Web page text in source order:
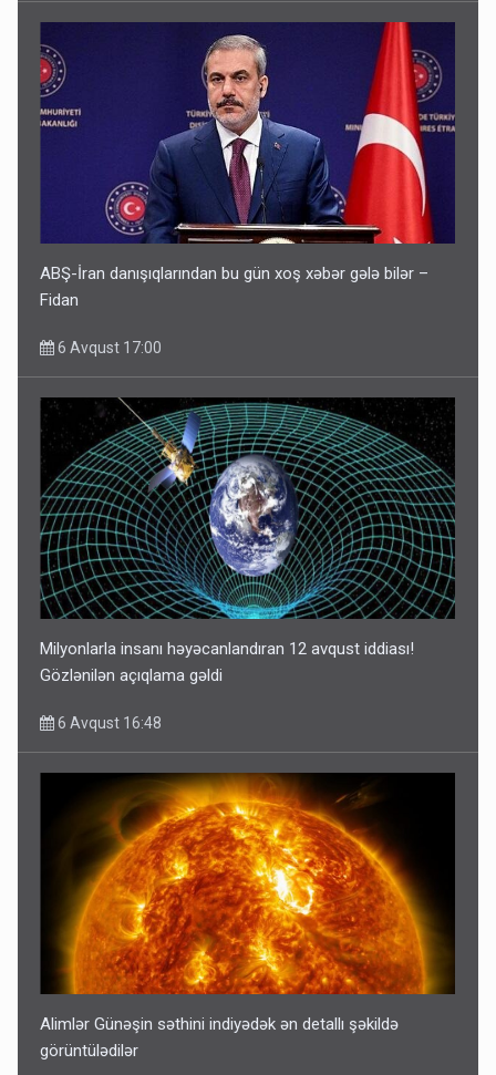
ABŞ-İran danışıqlarından bu gün xoş xəbər gələ bilər –
Fidan
6 Avqust 17:00
Milyonlarla insanı həyəcanlandıran 12 avqust iddiası!
Gözlənilən açıqlama gəldi
6 Avqust 16:48
Alimlər Günəşin səthini indiyədək ən detallı şəkildə
görüntülədilər